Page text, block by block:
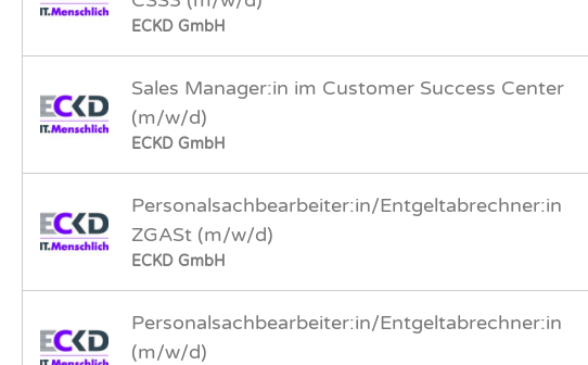
ECKD GmbH
Sales Manager:in im Customer Success Center
(m/w/d)
ECKD GmbH
Personalsachbearbeiter:in/Entgeltabrechner:in
ZGASt (m/w/d)
ECKD GmbH
Personalsachbearbeiter:in/Entgeltabrechner:in
(m/w/d)